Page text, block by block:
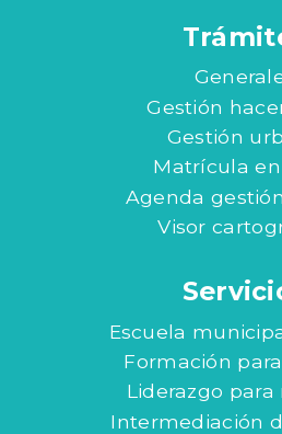
Gestión
Gestión
Matrícula
Agenda
Visor
Escuela
Formación
Liderazgo
Intermediación